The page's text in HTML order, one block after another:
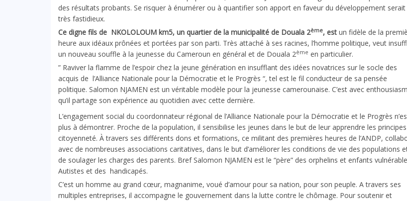
des résultats probants. Se risquer à énumérer ou à quantifier son apport en faveur du développement serait
très fastidieux.
Ce digne fils de NKOLOLOUM km5, un quartier de la municipalité de Douala 2ème, est un fidèle de la
heure aux idéaux prônées et portées par son parti. Très attaché à ses racines, l’homme politique, veut
un nouveau souffle à la jeunesse du Cameroun en général et de Douala 2ème en particulier.
” Raviver la flamme de l’espoir chez la jeune génération en insufflant des idées novatrices sur le socle des
acquis de l’Alliance Nationale pour la Démocratie et le Progrès “, tel est le fil conducteur de sa pensée
politique. Salomon NJAMEN est un véritable modèle pour la jeunesse camerounaise. C’est avec
qu’il partage son expérience au quotidien avec cette dernière.
L’engagement social du coordonnateur régional de l’Alliance Nationale pour la Démocratie et le Progrès
plus à démontrer. Proche de la population, il sensibilise les jeunes dans le but de leur apprendre les
citoyenneté. À travers ses différents dons et formations, ce militant des premières heures de l’ANDP,
avec de nombreuses associations caritatives, dans le but d’améliorer les conditions de vie des populations
de soulager les charges des parents. Bref Salomon NJAMEN est le “père” des orphelins et enfants
Autistes et des handicapés.
C’est un homme au grand cœur, magnanime, voué d’amour pour sa nation, pour son peuple. A travers ses
multiples entreprises, il accompagne le gouvernement dans la lutte contre le chômage. Pour soutenir et